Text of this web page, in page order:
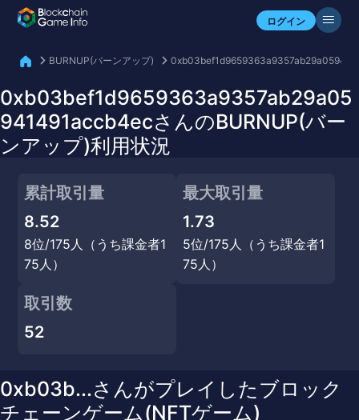
ログイン
自分のアセットを確認
BURNUP(バーンアップ)
0xb03bef1d9659363a9357ab29a05
941491accb4ecさんのBURNUP(バー
ンアップ)利用状況
累計取引量
8.52
8位/175人（うち課金者1
75人）
最大取引量
1.73
5位/175人（うち課金者1
75人）
取引数
52
0xb03b...さんがプレイしたブロック
チェーンゲーム(NFTゲーム)